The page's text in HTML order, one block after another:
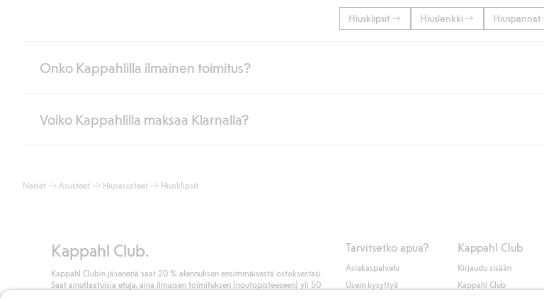
Hiusklipsit Hiuslenkki Hiuspannat
Onko Kappahlilla ilmainen toimitus?
Jos olet Kappahl Clubin jäsen, saat aina ilmaisen toimituksen myymälään tai yli 50 euron ostoksiin, kun valitset
Lue lisää
Voiko Kappahlilla maksaa Klarnalla?
Klikkaamalla “Maksa tilaus” hyväksyt Kappahlin yleiset ehdot.
Naiset Asusteet Hiusasusteet Hiusklipsit
Kappahl Club.
Kappahl Clubin jäsenenä saat 20 % alennuksen ensimmäisestä ostoksestasi.
Saat ainutlaatuisia etuja, aina ilmaisen toimituksen (noutopisteeseen) yli 50
Tarvitsetko apua?
Asiakaspalvelu
Usein kysyttyä
Kappahl Club
Kirjaudu sisään
Kappahl Club